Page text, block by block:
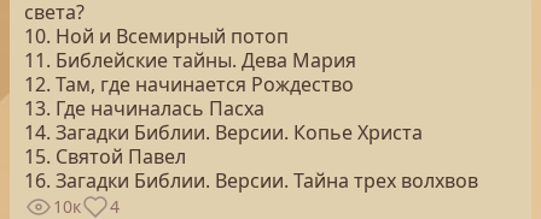
света?
10. Ной и Всемирный потоп
11. Библейские тайны. Дева Мария
12. Там, где начинается Рождество
13. Где начиналась Пасха
14. Загадки Библии. Версии. Копье Христа
15. Святой Павел
16. Загадки Библии. Версии. Тайна трех волхвов
10к 4